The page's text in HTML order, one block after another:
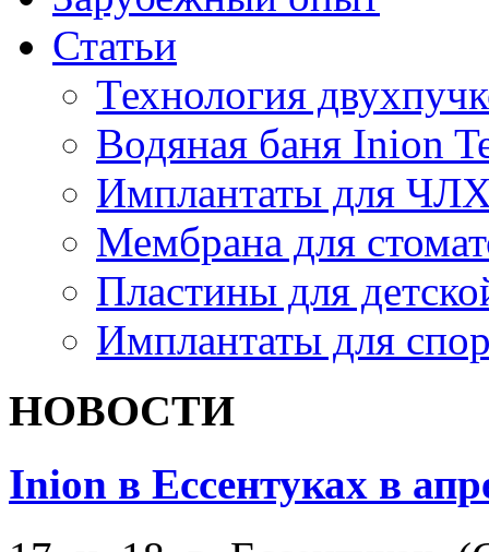
Статьи
Технология
Водяная баня Inion
Имплантаты для
Мембрана для
Пластины для
Имплантаты для
НОВОСТИ
Inion в Ессентуках в